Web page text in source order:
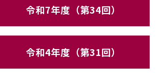
令和7年度（第34回）
令和4年度（第31回）